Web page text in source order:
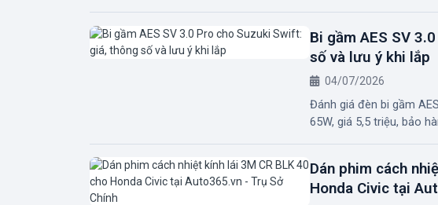
Bi gầm AES SV
số và lưu ý khi lắp
04/07/2026
Đánh giá đèn bi gầm
65W, giá 5,5 triệu, bảo
Dán phim cách
Honda Civic tại